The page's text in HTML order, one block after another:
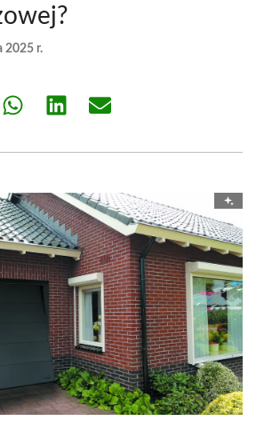
2025 r.
Share Share Share